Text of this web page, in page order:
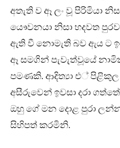
අතැති ව ඈ ලං වූ පිරිමියා
යෞවනයා නිසා හදවත
ඇති වී නොමැති බව ඇය ට
ඈ සමගින් පැවැත්වූයේ
පමණකි. ආදිත්‍යා එ්
අසීරුවෙන් ඉවසා දරා
ඔහු ගේ මන දොළ පුරා
සිහිපත් කරමිනි.